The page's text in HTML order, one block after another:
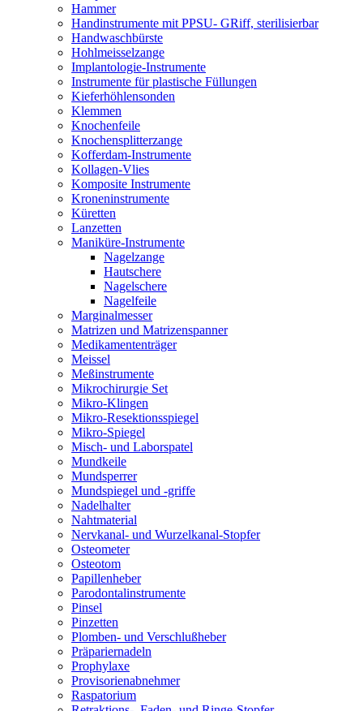
Hammer
Handinstrumente mit PPSU- GRiff, sterilisierbar
Handwaschbürste
Hohlmeisselzange
Implantologie-Instrumente
Instrumente für plastische Füllungen
Kieferhöhlensonden
Klemmen
Knochenfeile
Knochensplitterzange
Kofferdam-Instrumente
Kollagen-Vlies
Komposite Instrumente
Kroneninstrumente
Küretten
Lanzetten
Maniküre-Instrumente
Nagelzange
Hautschere
Nagelschere
Nagelfeile
Marginalmesser
Matrizen und Matrizenspanner
Medikamententräger
Meissel
Meßinstrumente
Mikrochirurgie Set
Mikro-Klingen
Mikro-Resektionsspiegel
Mikro-Spiegel
Misch- und Laborspatel
Mundkeile
Mundsperrer
Mundspiegel und -griffe
Nadelhalter
Nahtmaterial
Nervkanal- und Wurzelkanal-Stopfer
Osteometer
Osteotom
Papillenheber
Parodontalinstrumente
Pinsel
Pinzetten
Plomben- und Verschlußheber
Präpariernadeln
Prophylaxe
Provisorienabnehmer
Raspatorium